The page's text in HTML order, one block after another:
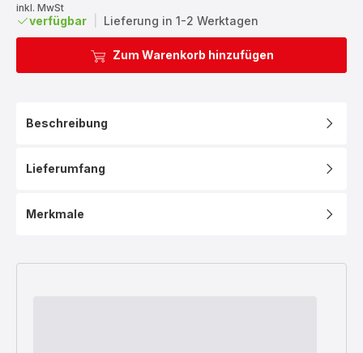
inkl. MwSt
verfügbar Lieferung in 1-2 Werktagen
Zum Warenkorb hinzufügen
Beschreibung
Lieferumfang
Merkmale